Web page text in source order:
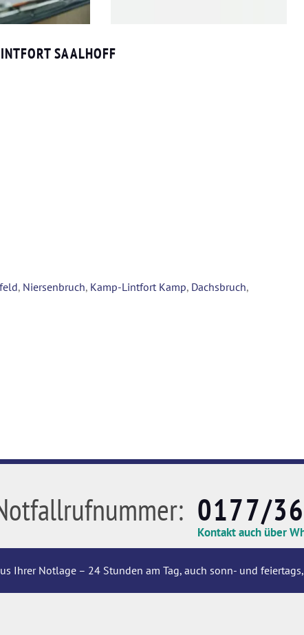
SAALHOFF
, Niersenbruch, Kamp-Lintfort Kamp, Dachsbruch,
0177/
Kontakt auch über
Ihrer Notlage – 24 Stunden am Tag, auch sonn- und feiertags,